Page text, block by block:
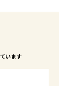
います